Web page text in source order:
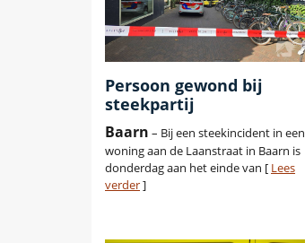
Persoon gewond bij
steekpartij
Baarn – Bij een steekincident in een
woning aan de Laanstraat in Baarn is
donderdag aan het einde van [ Lees
verder]